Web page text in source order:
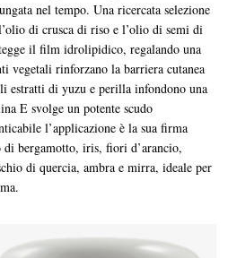
nel tempo. Una ricercata selezione
di crusca di riso e l’olio di semi di
il film idrolipidico, regalando una
vegetali rinforzano la barriera cutanea
estratti di yuzu e perilla infondono una
E svolge un potente scudo
l’applicazione è la sua firma
bergamotto, iris, fiori d’arancio,
di quercia, ambra e mirra, ideale per